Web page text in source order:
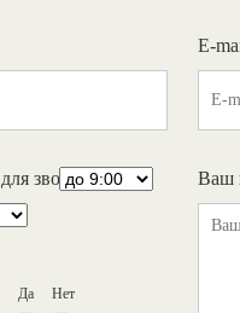
E-
звонка Ваш
Да Нет